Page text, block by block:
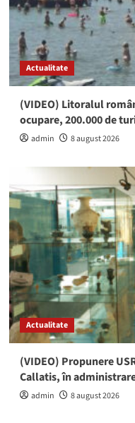
Actualitate
(VIDEO) Litoralul
ocupare, 200.000 de
admin 8 august 2026
Actualitate
(VIDEO) Propunere
Callatis, în
admin 8 august 2026